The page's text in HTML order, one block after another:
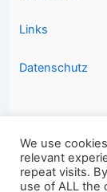
Links
Datenschutz
We use
relevant
repeat visits.
use of ALL the